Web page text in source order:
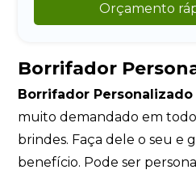
Orçamento
Borrifador
Borrifador
muito demandado em
brindes. Faça dele o seu e
benefício. Pode ser